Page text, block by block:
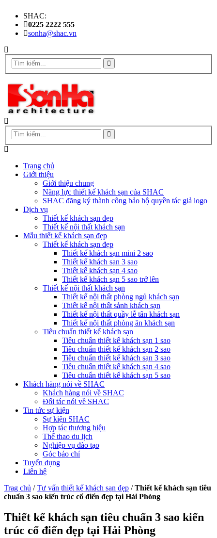
SHAC:
0225 2222 555
sonha@shac.vn
Trang chủ
Giới thiệu
Giới thiệu chung
Năng lực thiết kế khách sạn của SHAC
SHAC đăng ký thành công bảo hộ quyền tác giả logo
Dịch vụ
Thiết kế khách sạn đẹp
Thiết kế nội thất khách sạn
Mẫu thiết kế khách sạn đẹp
Thiết kế khách sạn đẹp
Thiết kế khách sạn mini 2 sao
Thiết kế khách sạn 3 sao
Thiết kế khách sạn 4 sao
Thiết kế khách sạn 5 sao trở lên
Thiết kế nội thất khách sạn
Thiết kế nội thất phòng ngủ khách sạn
Thiết kế nội thất sảnh khách sạn
Thiết kế nội thất quầy lễ tân khách sạn
Thiết kế nội thất phòng ăn khách sạn
Tiêu chuẩn thiết kế khách sạn
Tiêu chuẩn thiết kế khách sạn 1 sao
Tiêu chuẩn thiết kế khách sạn 2 sao
Tiêu chuẩn thiết kế khách sạn 3 sao
Tiêu chuẩn thiết kế khách sạn 4 sao
Tiêu chuẩn thiết kế khách sạn 5 sao
Khách hàng nói về SHAC
Khách hàng nói về SHAC
Đối tác nói về SHAC
Tin tức sự kiện
Sự kiện SHAC
Hợp tác thương hiệu
Thể thao du lịch
Nghiệp vụ đào tạo
Góc báo chí
Tuyển dụng
Liên hệ
Trag chủ /Tư vấn thiết kế khách sạn đẹp /Thiết kế khách sạn tiêu
chuẩn 3 sao kiến trúc cổ điển đẹp tại Hải Phòng
Thiết kế khách sạn tiêu chuẩn 3 sao kiến
trúc cổ điển đẹp tại Hải Phòng